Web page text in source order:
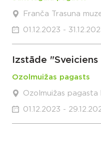
Franča Trasuna
01.12.2023 -
Izstāde
Ozolmuižas pagasts
Ozolmuižas pagasta
01.12.2023 -